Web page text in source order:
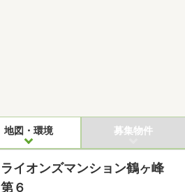
地図・環境 募集物件
ライオンズマンション鶴ヶ峰
第６